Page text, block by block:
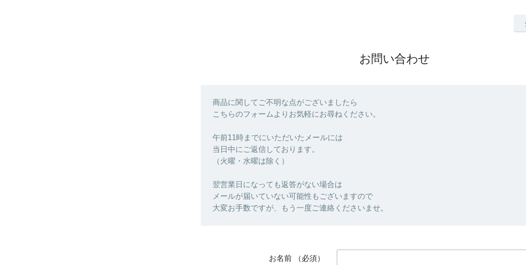
お問い合わせ
商品に関してご不明な点がございましたら
こちらのフォームよりお気軽にお尋ねください。
午前11時までにいただいたメールには
当日中にご返信しております。
（火曜・水曜は除く）
翌営業日になっても返答がない場合は
メールが届いていない可能性もございますので
大変お手数ですが、もう一度ご連絡くださいませ。
お名前 （必須）